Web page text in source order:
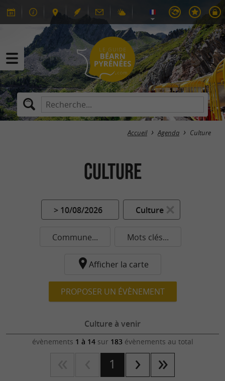
Accueil Agenda Culture
Culture
> 10/08/2026 Culture
Commune... Mots clés...
Afficher la carte
PROPOSER UN ÉVÈNEMENT
Culture à venir
évènements 1 à 14sur 183évènements au total
1